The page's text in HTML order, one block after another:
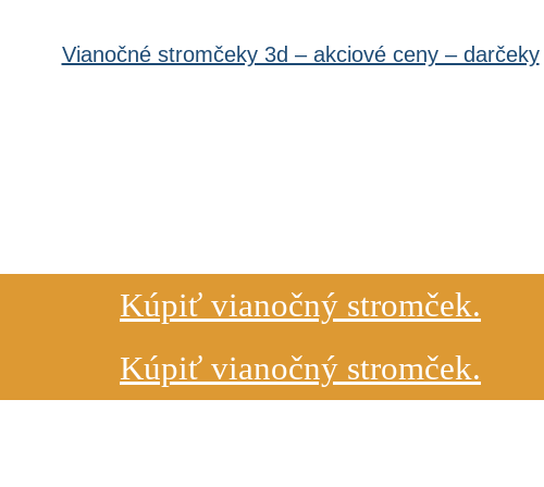
Vianočné stromčeky 3d – akciové ceny – darčeky
Kúpiť vianočný stromček.
Kúpiť vianočný stromček.